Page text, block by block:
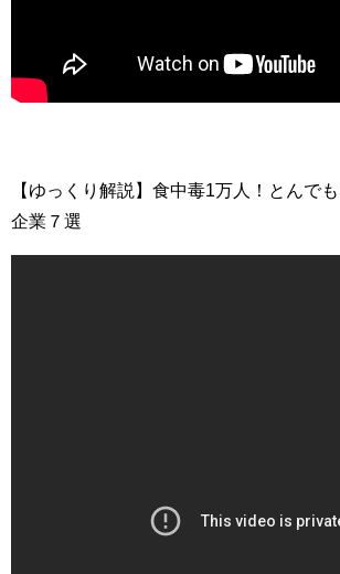
【ゆっくり解説】食中毒1万人！とんで
企業７選